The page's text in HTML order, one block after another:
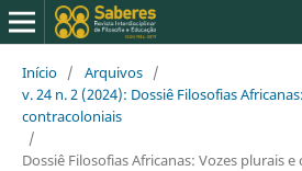
Início / Arquivos /
v. 24 n. 2 (2024): Dossiê Filosofias
contracoloniais
/
Dossiê Filosofias Africanas: Vozes plurais